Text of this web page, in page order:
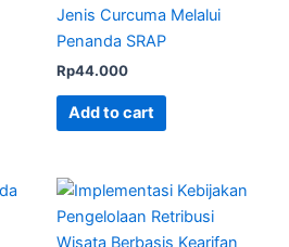
Jenis Curcuma Melalui
Penanda SRAP
Rp44.000
Add to cart